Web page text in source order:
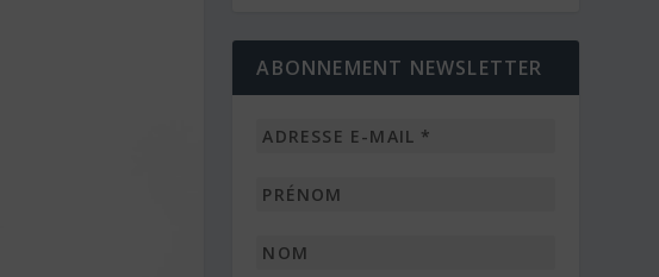
ABONNEMENT NEWSLETTER
Adresse
*
Prénom
Nom